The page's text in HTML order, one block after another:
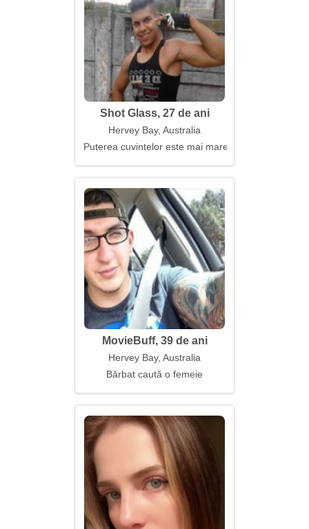
Shot Glass, 27 de ani
Hervey Bay, Australia
Puterea cuvintelor este mai mare decât cea a
MovieBuff, 39 de ani
Hervey Bay, Australia
Bărbat caută o femeie